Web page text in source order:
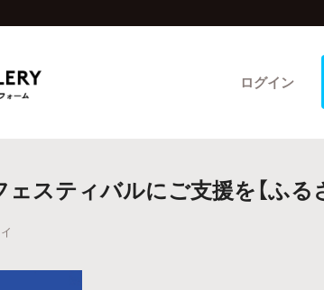
ログイン
終了間近のプロジェクト
スティバルにご支援を【ふる